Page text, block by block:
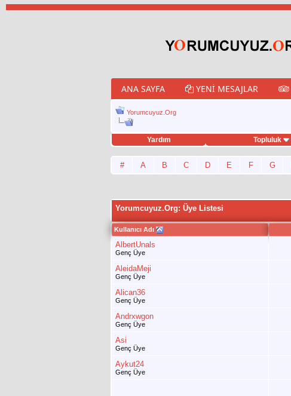
ANA SAYFA YENI MESAJLAR
Yorumcuyuz.Org
Yardım Topluluk
twitter retweet hilesi
# A B C D E F G
Yorumcuyuz.Org: Üye Listesi
Kullanıcı Adı
AlbertUnals
Genç Üye
AleidaMeji
Genç Üye
Alican36
Genç Üye
Andrxwgon
Genç Üye
Asi
Genç Üye
Aykut24
Genç Üye